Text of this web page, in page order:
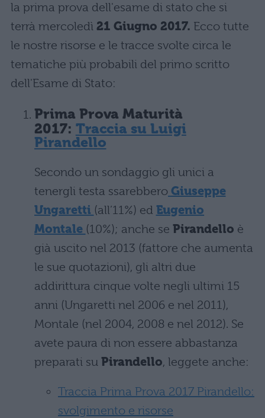
la prima prova dell'esame di stato che si
terrà mercoledì 21 Giugno 2017. Ecco tutte
le nostre risorse e le tracce svolte circa le
tematiche più probabili del primo scritto
dell'Esame di Stato:
Prima Prova Maturità
2017: Traccia su Luigi
Pirandello
Secondo un sondaggio gli unici a
tenergli testa ssarebbero Giuseppe
Ungaretti (all’11%) ed Eugenio
Montale (10%); anche se Pirandello è
già uscito nel 2013 (fattore che aumenta
le sue quotazioni), gli altri due
addirittura cinque volte negli ultimi 15
anni (Ungaretti nel 2006 e nel 2011),
Montale (nel 2004, 2008 e nel 2012). Se
avete paura di non essere abbastanza
preparati su Pirandello, leggete anche:
Traccia Prima Prova 2017 Pirandello:
svolgimento e risorse